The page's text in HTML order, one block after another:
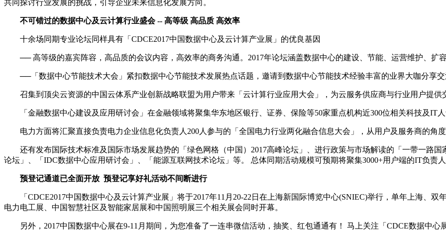
共同探讨行业发展的挑战，引导企业未来信息化发展方向。
不可错过的数据中心及云计算行业盛会 -- 高等级 高品质 高效率
十余场同期专业论坛同样具有「CDCE2017中国数据中心及云计算产业展」的优良基因
── 高等级的嘉宾阵容，高品质的会议内容，高效率的商务沟通。2017年论坛涵盖数据中心的建设、节能、运营维护、扩
──「数据中心节能技术大会」紧扣数据中心节能技术发展热点话题，邀请到数据中心节能技术经验丰富的业界大咖分享
召集到顶尖云资源的中国云体系产业创新战略联盟为用户带来「云计算行业应用大会」，为云服务供应商与行业用户提供
「金融数据中心建设及应用研讨会」在金融领域将聚集华东地区银行、证券、保险等50家重点机构近300位相关科技及IT
电力方面将汇聚直接负责电力企业信息化负责人200人参与的「全国电力行业两化融合信息大会」，从用户及服务商的角
还有发布国际技术标准及国际市场发展趋势的「绿色网格（中国）2017高峰论坛」、进行政策与市场解读的「一带一路国
论坛」、「IDC数据中心应用研讨会」、「能源互联网技术论坛」等。 总体同期活动规模可预期将聚集3000+用户端的IT负责
预登记通道已全面开放 预登记享好礼活动不间断进行
「CDCE2017中国数据中心及云计算产业展」将于2017年11月20-22日在上海新国际博览中心(SNIEC)举行，单年上海、双
电力电工展、中国智慧社区及智能家居展和中国照明展三个相关展会同时开幕。
另外，2017中国数据中心展在9-11月期间，为您准备了一连串微信活动，抽奖、红包通通有！ 马上关注「CDCE数据中心